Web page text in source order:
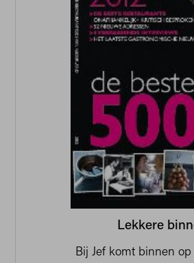
Lekkere
Bij Jef komt binnen